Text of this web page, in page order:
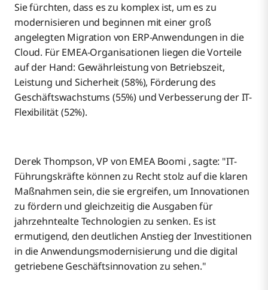
Sie fürchten, dass es zu komplex ist, um es zu
modernisieren und beginnen mit einer groß
angelegten Migration von ERP-Anwendungen in die
Cloud. Für EMEA-Organisationen liegen die Vorteile
auf der Hand: Gewährleistung von Betriebszeit,
Leistung und Sicherheit (58%), Förderung des
Geschäftswachstums (55%) und Verbesserung der IT-
Flexibilität (52%).
Derek Thompson, VP von EMEA Boomi , sagte: "IT-
Führungskräfte können zu Recht stolz auf die klaren
Maßnahmen sein, die sie ergreifen, um Innovationen
zu fördern und gleichzeitig die Ausgaben für
jahrzehntealte Technologien zu senken. Es ist
ermutigend, den deutlichen Anstieg der Investitionen
in die Anwendungsmodernisierung und die digital
getriebene Geschäftsinnovation zu sehen."